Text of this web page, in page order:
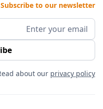
Subscribe to our newsletter
about our privacy policy